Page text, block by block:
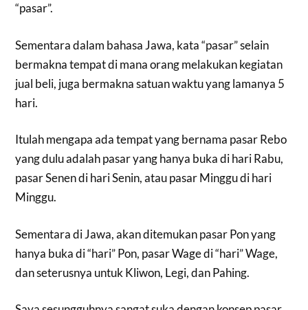
“pasar”.
Sementara dalam bahasa Jawa, kata “pasar” selain
bermakna tempat di mana orang melakukan kegiatan
jual beli, juga bermakna satuan waktu yang lamanya 5
hari.
Itulah mengapa ada tempat yang bernama pasar Rebo
yang dulu adalah pasar yang hanya buka di hari Rabu,
pasar Senen di hari Senin, atau pasar Minggu di hari
Minggu.
Sementara di Jawa, akan ditemukan pasar Pon yang
hanya buka di “hari” Pon, pasar Wage di “hari” Wage,
dan seterusnya untuk Kliwon, Legi, dan Pahing.